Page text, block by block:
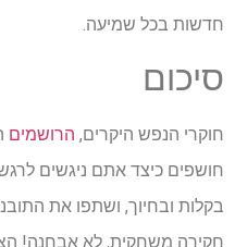
חדשות בכל שמיעה.
סיכום
חוקרי הנפש היקרים, הרושמים
חושפים כיצד אתם ניגשים
בקלות ובחיוך, ושתפו את
חקירה משחקית, לא אבחנה!